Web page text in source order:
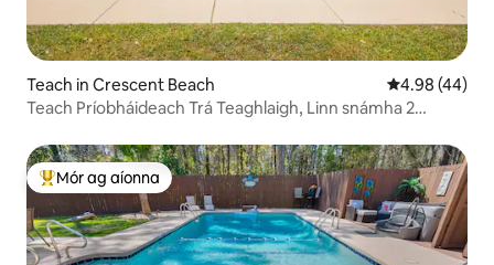
Teach in Crescent Beach Meánrátáil
4.98 (44)
Teach Príobháideach Trá Teaghlaigh, Linn snámha 2
An-mhór ag aíonna
Mór ag aíonna